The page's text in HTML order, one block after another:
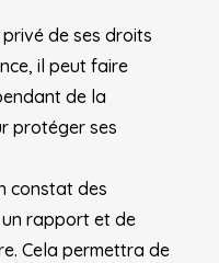
privé de ses droits
il peut faire
de la
protéger ses
constat des
rapport et de
Cela permettra de